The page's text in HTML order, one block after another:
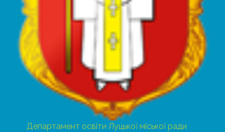
Департамент освіти Луцької міської ради